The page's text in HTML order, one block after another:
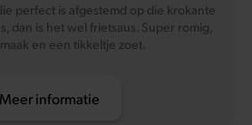
perfect is afgestemd op die krokante
dan is het wel frietsaus. Super romig,
en een tikkeltje zoet.
Meer informatie